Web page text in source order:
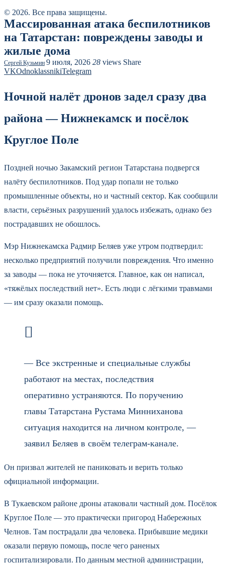
© 2026. Все права защищены.
Массированная атака беспилотников
на Татарстан: повреждены заводы и
жилые дома
Сергей Кузьмин 9 июля, 2026 28 views Share
VKOdnoklassnikiTelegram
Ночной налёт дронов задел сразу два
района — Нижнекамск и посёлок
Круглое Поле
Поздней ночью Закамский регион Татарстана подвергся
налёту беспилотников. Под удар попали не только
промышленные объекты, но и частный сектор. Как сообщили
власти, серьёзных разрушений удалось избежать, однако без
пострадавших не обошлось.
Мэр Нижнекамска Радмир Беляев уже утром подтвердил:
несколько предприятий получили повреждения. Что именно
за заводы — пока не уточняется. Главное, как он написал,
«тяжёлых последствий нет». Есть люди с лёгкими травмами
— им сразу оказали помощь.
— Все экстренные и специальные службы
работают на местах, последствия
оперативно устраняются. По поручению
главы Татарстана Рустама Минниханова
ситуация находится на личном контроле, —
заявил Беляев в своём телеграм-канале.
Он призвал жителей не паниковать и верить только
официальной информации.
В Тукаевском районе дроны атаковали частный дом. Посёлок
Круглое Поле — это практически пригород Набережных
Челнов. Там пострадали два человека. Прибывшие медики
оказали первую помощь, после чего раненых
госпитализировали. По данным местной администрации,